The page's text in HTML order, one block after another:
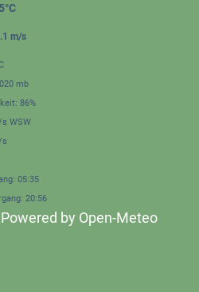
m/s
mb
86%
WSW
s
05:35
20:56
by Open-Meteo